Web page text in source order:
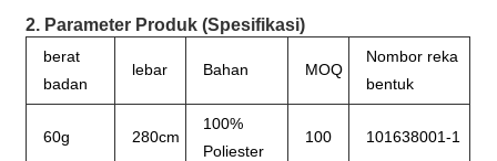
2. Parameter Produk (Spesifikasi)
berat
badan
lebar Bahan MOQ
Nombor reka
bentuk
60g 280cm
100%
Poliester
100 101638001-1